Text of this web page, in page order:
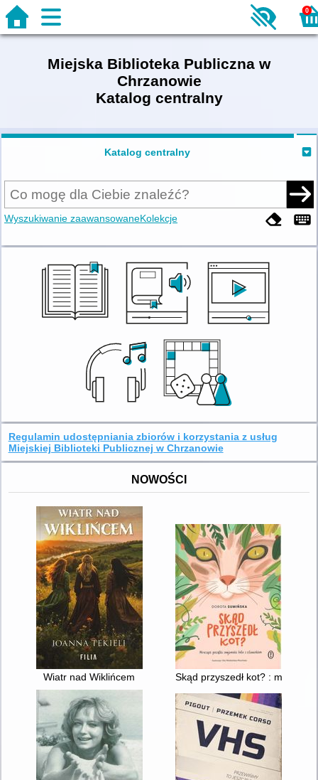
0
Miejska Biblioteka Publiczna w
Chrzanowie
Katalog centralny
Katalog centralny
Wyszukiwanie zaawansowaneKolekcje
Regulamin udostępniania zbiorów i korzystania z usług
Miejskiej Biblioteki Publicznej w Chrzanowie
NOWOŚCI
Wiatr nad Wiklińcem Skąd przyszedł kot? :